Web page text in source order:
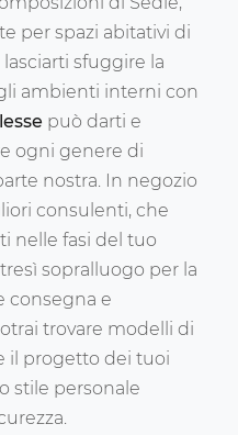
per spazi abitativi di
sfuggire la
ambienti interni con
può darti e
ogni genere di
nostra. In negozio
consulenti, che
nelle fasi del tuo
sopralluogo per la
consegna e
trovare modelli di
il progetto dei tuoi
stile personale